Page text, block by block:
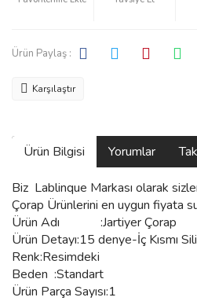
Ürün Paylaş :
Karşılaştır
Ürün Bilgisi Yorumlar
Biz Lablinque Markası olarak
Çorap Ürünlerini en uygun fiyata
Ürün Adı :Jartiyer Çorap
Ürün Detayı:15 denye-İç Kısmı
Renk:Resimdeki
Beden :Standart
Ürün Parça Sayısı:1